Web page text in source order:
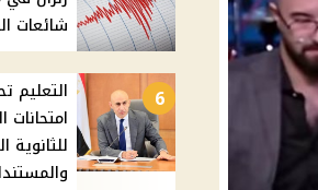
شائعات
6
التعليم
للثانوية